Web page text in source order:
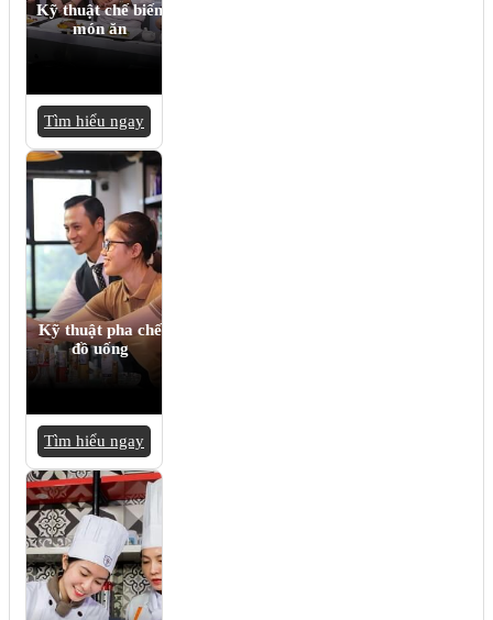
Kỹ thuật chế biến
món ăn
Tìm hiểu ngay
Kỹ thuật pha chế
đồ uống
Tìm hiểu ngay